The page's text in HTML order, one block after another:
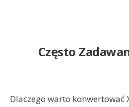
Często
Dlaczego warto konwertować